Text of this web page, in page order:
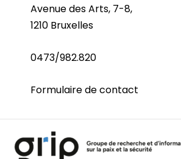
Avenue des Arts, 7-8,
1210 Bruxelles
0473/982.820
Formulaire de contact